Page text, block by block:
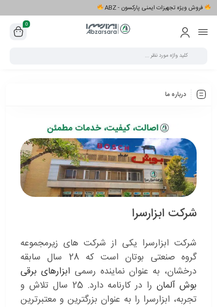
فروش ویژه تجهیزات ایمنی پارکسون - ABZ
0
درباره ما
شرکت ابزارسرا
شرکت ابزارسرا یکی از شرکت های زیرمجموعه
گروه صنعتی بوتان است که 28 سال سابقه
درخشان، به عنوان نماینده رسمی ابزارهای برقی
بوش آلمان
را در کارنامه دارد. 25 سال تلاش و
تجربه، ابزارسرا را به عنوان بزرگترین و معتبرترین